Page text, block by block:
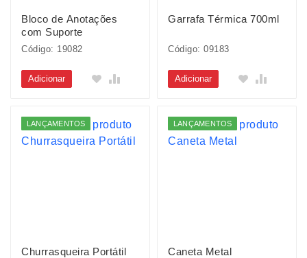
Bloco de Anotações
com Suporte
Código: 19082
Adicionar
Garrafa Térmica 700ml
Código: 09183
Adicionar
LANÇAMENTOS
Churrasqueira Portátil
LANÇAMENTOS
Caneta Metal